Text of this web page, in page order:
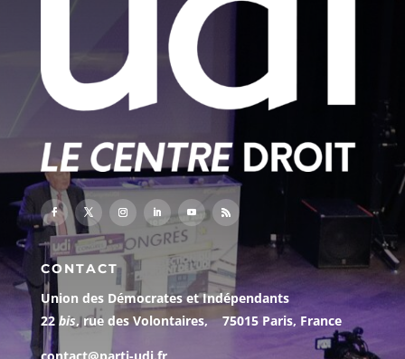
CONTACT
Union des Démocrates et Indépendants
22 bis, rue des Volontaires, 75015 Paris, France
contact@parti-udi.fr